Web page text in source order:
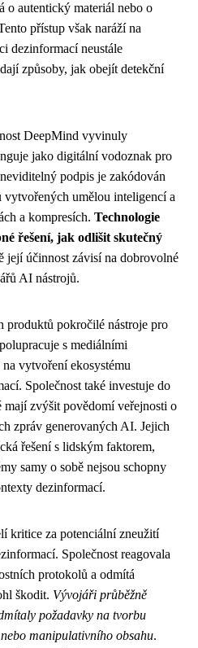
o autentický materiál nebo o
přístup však naráží na
dezinformací neustále
způsoby, jak obejít detekční
DeepMind vyvinuly
jako digitální vodoznak pro
podpis je zakódován
umělou inteligencí a
a kompresích. Technologie
řešení, jak odlišit skutečný
její účinnost závisí na dobrovolné
AI nástrojů.
produktů pokročilé nástroje pro
s mediálními
vytvoření ekosystému
Společnost také investuje do
mají zvýšit povědomí veřejnosti o
zpráv generovaných AI. Jejich
řešení s lidským faktorem,
samy o sobě nejsou schopny
dezinformací.
kritice za potenciální zneužití
Společnost reagovala
protokolů a odmítá
škodit. Vývojáři průběžně
požadavky na tvorbu
manipulativního obsahu.